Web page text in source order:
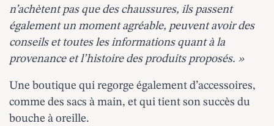
n’achètent pas que des chaussures, ils passent
également un moment agréable, peuvent avoir des
conseils et toutes les informations quant à la
provenance et l’histoire des produits proposés. »
Une boutique qui regorge également d’accessoires,
comme des sacs à main, et qui tient son succès du
bouche à oreille.